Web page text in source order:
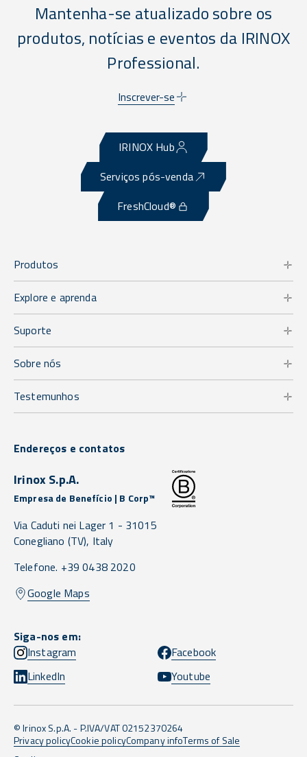
Mantenha-se atualizado sobre os
produtos, notícias e eventos da IRINOX
Professional.
Inscrever-se
IRINOX Hub
Serviços pós-venda
FreshCloud®
Produtos
Explore e aprenda
Suporte
Sobre nós
Testemunhos
Endereços e contatos
Irinox S.p.A.
Empresa de Benefício | B Corp™
Via Caduti nei Lager 1 - 31015
Conegliano (TV), Italy
Telefone. +39 0438 2020
Google Maps
Siga-nos em:
Instagram
Facebook
LinkedIn
Youtube
© Irinox S.p.A. - P.IVA/VAT 02152370264
Privacy policyCookie policyCompany infoTerms of Sale